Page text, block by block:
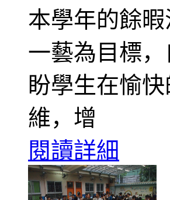
本學年的餘
一藝為目標
盼學生在愉
維，增
閱讀詳細